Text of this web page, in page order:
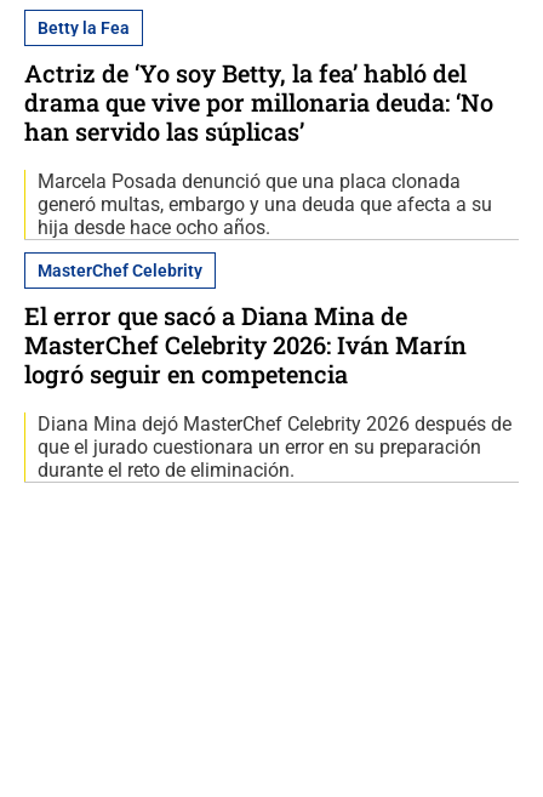
Betty la Fea
Actriz de ‘Yo soy Betty, la fea’ habló del
drama que vive por millonaria deuda: ‘No
han servido las súplicas’
Marcela Posada denunció que una placa clonada
generó multas, embargo y una deuda que afecta a su
hija desde hace ocho años.
MasterChef Celebrity
El error que sacó a Diana Mina de
MasterChef Celebrity 2026: Iván Marín
logró seguir en competencia
Diana Mina dejó MasterChef Celebrity 2026 después de
que el jurado cuestionara un error en su preparación
durante el reto de eliminación.